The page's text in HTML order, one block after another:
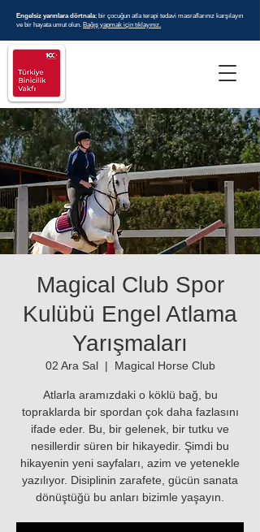
Engelsiz yarınlara dörtnala; bir çocuğun atla terapi tedavi masraflarınız karşılayın
ve bir hayata umut olun. Bağış yapmak için tıklayınız.
Magical Club Spor
Kulübü Engel Atlama
Yarışmaları
02 Ara Sal
  |
Magical Horse Club
Atlarla aramızdaki o köklü bağ, bu
topraklarda bir spordan çok daha fazlasını
ifade eder. Bu, bir gelenek, bir tutku ve
nesillerdir süren bir hikayedir. Şimdi bu
hikayenin yeni sayfaları, azim ve yetenekle
yazılıyor. Disiplinin zarafete, gücün sanata
dönüştüğü bu anları bizimle yaşayın.